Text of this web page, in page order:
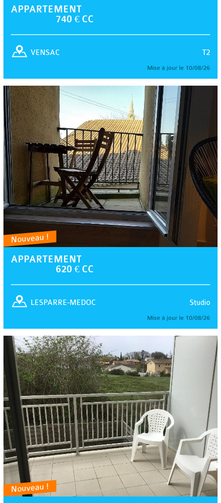
APPARTEMENT
740 € CC
T2
VENSAC
Mise à jour le 10/08/26
Nouveau !
APPARTEMENT
620 € CC
Studio
LESPARRE-MEDOC
Mise à jour le 10/08/26
Nouveau !